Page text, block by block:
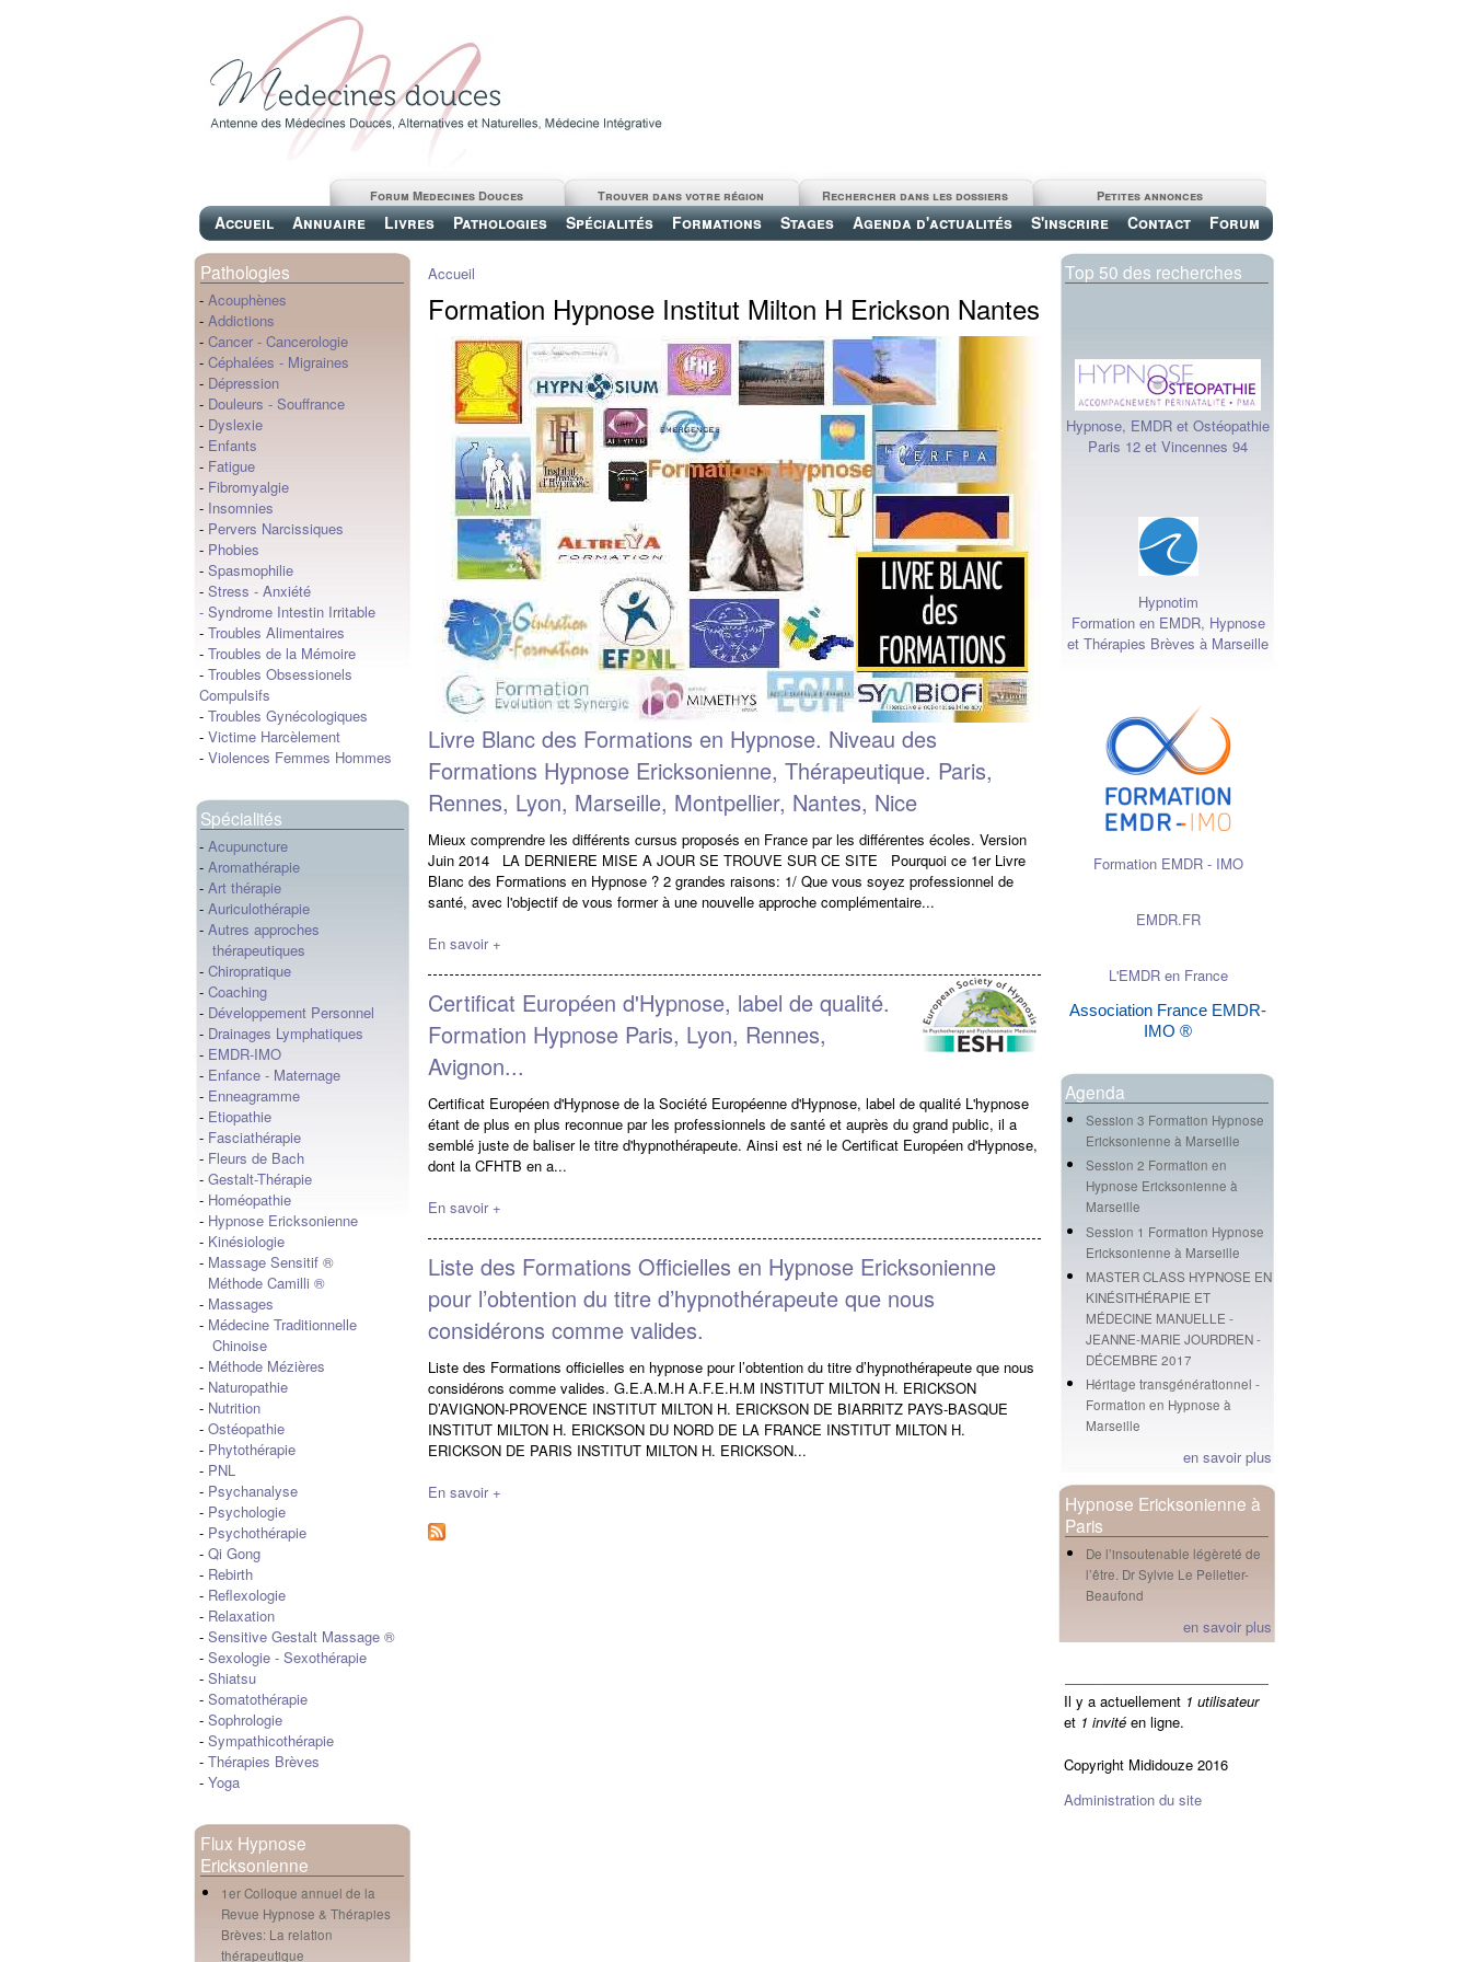
Accueil Annuaire Livres Pathologies Spécialités Formations Stages Agenda d'actualités S'inscrire Contact Forum
Petites annonces
Rechercher dans les dossiers
Trouver dans votre région
Forum Medecines Douces
Pathologies
- Acouphènes
- Addictions
- Cancer - Cancerologie
- Céphalées - Migraines
- Dépression
- Douleurs - Souffrance
- Dyslexie
- Enfants
- Fatigue
- Fibromyalgie
- Insomnies
- Pervers Narcissiques
- Phobies
- Spasmophilie
- Stress - Anxiété
- Syndrome Intestin Irritable
- Troubles Alimentaires
- Troubles de la Mémoire
- Troubles Obsessionels
Compulsifs
- Troubles Gynécologiques
- Victime Harcèlement
- Violences Femmes Hommes
Spécialités
- Acupuncture
- Aromathérapie
- Art thérapie
- Auriculothérapie
- Autres approches
thérapeutiques
- Chiropratique
- Coaching
- Développement Personnel
- Drainages Lymphatiques
- EMDR-IMO
- Enfance - Maternage
- Enneagramme
- Etiopathie
- Fasciathérapie
- Fleurs de Bach
- Gestalt-Thérapie
- Homéopathie
- Hypnose Ericksonienne
- Kinésiologie
- Massage Sensitif ®
Méthode Camilli ®
- Massages
- Médecine Traditionnelle
Chinoise
- Méthode Mézières
- Naturopathie
- Nutrition
- Ostéopathie
- Phytothérapie
- PNL
- Psychanalyse
- Psychologie
- Psychothérapie
- Qi Gong
- Rebirth
- Reflexologie
- Relaxation
- Sensitive Gestalt Massage ®
- Sexologie - Sexothérapie
- Shiatsu
- Somatothérapie
- Sophrologie
- Sympathicothérapie
- Thérapies Brèves
- Yoga
Flux Hypnose
Ericksonienne
1er Colloque annuel de la
Revue Hypnose & Thérapies
Brèves: La relation
thérapeutique
Accueil
Formation Hypnose Institut Milton H Erickson Nantes
Livre Blanc des Formations en Hypnose. Niveau des
Formations Hypnose Ericksonienne, Thérapeutique. Paris,
Rennes, Lyon, Marseille, Montpellier, Nantes, Nice
Mieux comprendre les différents cursus proposés en France par les différentes écoles. Version
Juin 2014 LA DERNIERE MISE A JOUR SE TROUVE SUR CE SITE Pourquoi ce 1er Livre
Blanc des Formations en Hypnose ? 2 grandes raisons: 1/ Que vous soyez professionnel de
santé, avec l'objectif de vous former à une nouvelle approche complémentaire...
En savoir +
Certificat Européen d'Hypnose, label de qualité.
Formation Hypnose Paris, Lyon, Rennes,
Avignon...
Certificat Européen d'Hypnose de la Société Européenne d'Hypnose, label de qualité L'hypnose
étant de plus en plus reconnue par les professionnels de santé et auprès du grand public, il a
semblé juste de baliser le titre d'hypnothérapeute. Ainsi est né le Certificat Européen d'Hypnose,
dont la CFHTB en a...
En savoir +
Liste des Formations Officielles en Hypnose Ericksonienne
pour l’obtention du titre d’hypnothérapeute que nous
considérons comme valides.
Liste des Formations officielles en hypnose pour l’obtention du titre d’hypnothérapeute que nous
considérons comme valides. G.E.A.M.H A.F.E.H.M INSTITUT MILTON H. ERICKSON
D’AVIGNON-PROVENCE INSTITUT MILTON H. ERICKSON DE BIARRITZ PAYS-BASQUE
INSTITUT MILTON H. ERICKSON DU NORD DE LA FRANCE INSTITUT MILTON H.
ERICKSON DE PARIS INSTITUT MILTON H. ERICKSON...
En savoir +
Top 50 des recherches
Hypnose, EMDR et Ostéopathie
Paris 12 et Vincennes 94
Hypnotim
Formation en EMDR, Hypnose
et Thérapies Brèves à Marseille
Formation EMDR - IMO
EMDR.FR
L'EMDR en France
Association France EMDR-
IMO ®
Agenda
Session 3 Formation Hypnose
Ericksonienne à Marseille
Session 2 Formation en
Hypnose Ericksonienne à
Marseille
Session 1 Formation Hypnose
Ericksonienne à Marseille
MASTER CLASS HYPNOSE EN
KINÉSITHÉRAPIE ET
MÉDECINE MANUELLE -
JEANNE-MARIE JOURDREN -
DÉCEMBRE 2017
Héritage transgénérationnel -
Formation en Hypnose à
Marseille
en savoir plus
Hypnose Ericksonienne à
Paris
De l’insoutenable légèreté de
l’être. Dr Sylvie Le Pelletier-
Beaufond
en savoir plus
Il y a actuellement 1 utilisateur
et 1 invité en ligne.
Copyright Mididouze 2016
Administration du site